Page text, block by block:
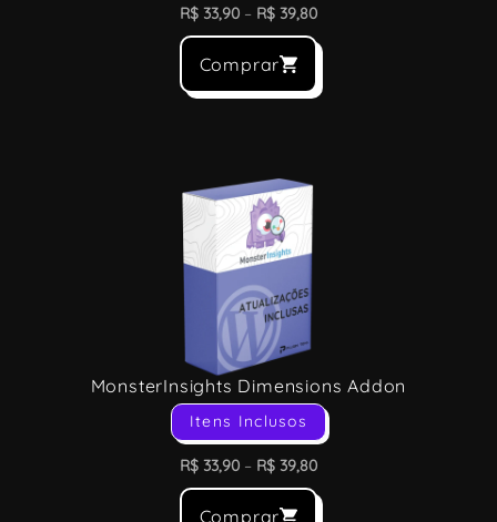
R$ 33,90 – R$ 39,80
Comprar
MonsterInsights Dimensions Addon
Itens Inclusos
R$ 33,90 – R$ 39,80
Comprar